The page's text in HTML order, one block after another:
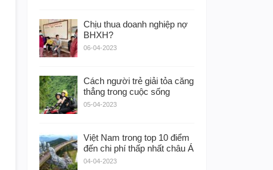
Chịu thua doanh nghiệp nợ
BHXH?
06-04-2023
Cách người trẻ giải tỏa căng
thẳng trong cuộc sống
05-04-2023
Việt Nam trong top 10 điểm
đến chi phí thấp nhất châu Á
04-04-2023